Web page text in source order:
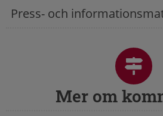
Press- och
Mer om